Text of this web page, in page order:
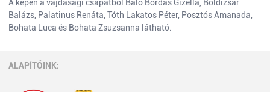
A képen a vajdasági csapatból Báló Bordás Gizella, Boldizsár
Balázs, Palatinus Renáta, Tóth Lakatos Péter, Posztós Amanada,
Bohata Luca és Bohata Zsuzsanna látható.
ALAPÍTÓINK: